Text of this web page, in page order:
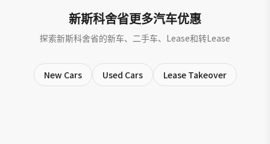
新斯科舍省更多汽车优惠
探索新斯科舍省的新车、二手车、Lease和转Lease
New Cars Used Cars Lease Takeover